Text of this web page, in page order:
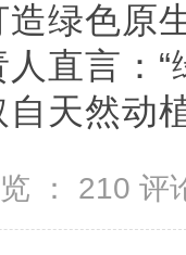
绿色原
直言：
天然动
： 210 评